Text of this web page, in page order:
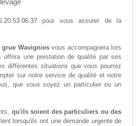
pour vous assurer de la
Wavigniesvous accompagnera lors
une prestation de qualité par ses
différentes situations que vous pourrez
sur notre service de qualité et notre
que vous soyez un particulier ou un
qu'ils soient des particuliers ou des
lorsqu'ils ont une demande urgente de